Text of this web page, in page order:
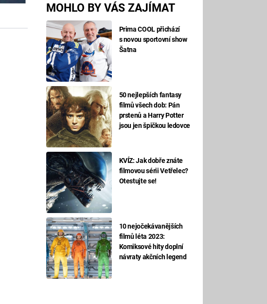
MOHLO BY VÁS ZAJÍMAT
Prima COOL přichází
s novou sportovní show
Šatna
50 nejlepších fantasy
filmů všech dob: Pán
prstenů a Harry Potter
jsou jen špičkou ledovce
KVÍZ: Jak dobře znáte
filmovou sérii Vetřelec?
Otestujte se!
10 nejočekávanějších
filmů léta 2023:
Komiksové hity doplní
návraty akčních legend